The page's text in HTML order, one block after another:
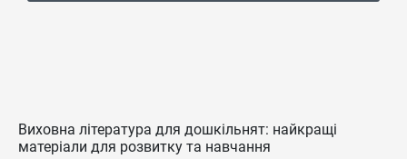
Виховна література для дошкільнят: найкращі
матеріали для розвитку та навчання